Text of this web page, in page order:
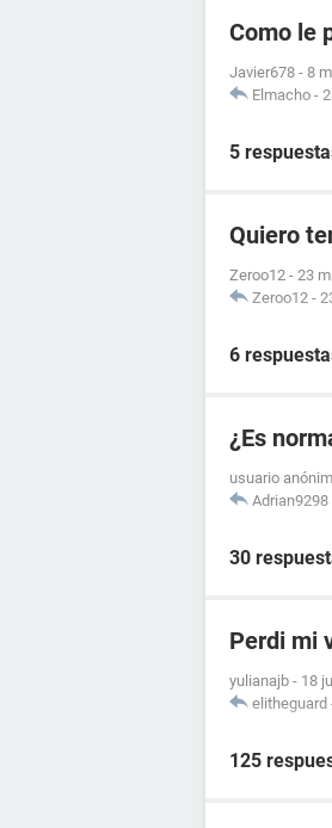
Como le
Javier678 - 8
Elmacho -
5
Quiero
Zeroo12 - 23
Zeroo12 -
6
¿Es
usuario
Adrian9298
30
Perdi mi
yulianajb - 18
elitheguard
125